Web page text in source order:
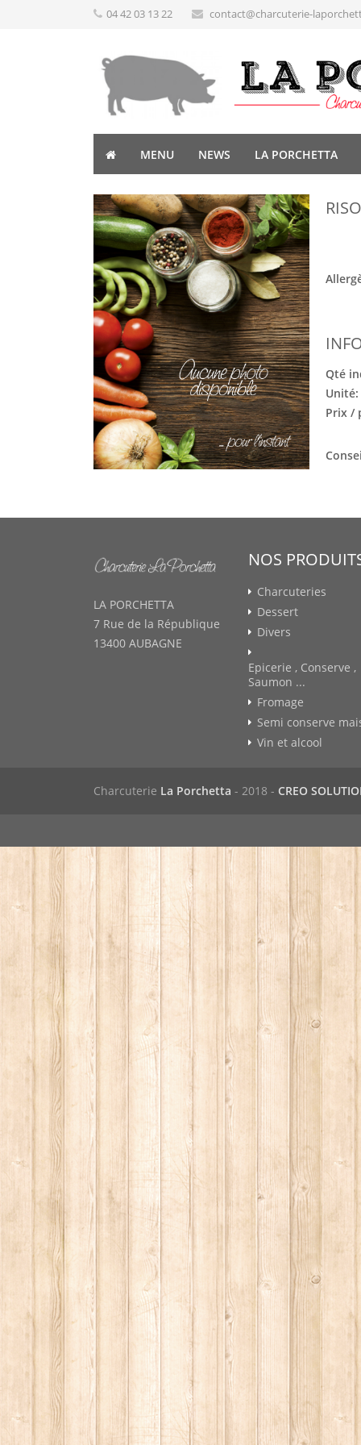
04 42 03 13 22 contact@charcuterie-
MENU NEWS LA PORCHETTA
Qté
Unité:
Prix /
LA PORCHETTA
7 Rue de la République
13400 AUBAGNE
NOS
Charcuteries
Dessert
Divers
Epicerie , Conserve ,
Saumon ...
Fromage
Semi conserve
Vin et alcool
Charcuterie La Porchetta - 2018 - CREO